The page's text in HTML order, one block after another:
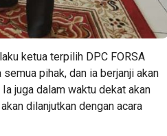
ketua terpilih DPC FORSA
pihak, dan ia berjanji akan
juga dalam waktu dekat akan
dilanjutkan dengan acara